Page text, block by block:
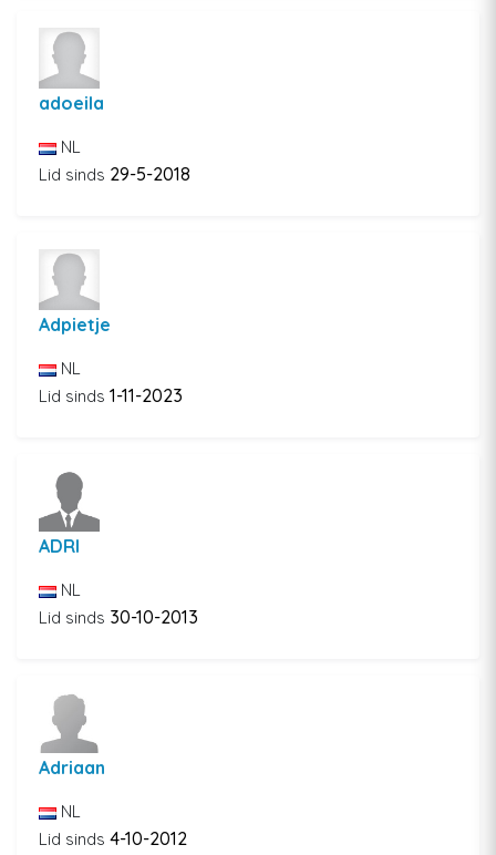
adoeila
NL
Lid sinds 29-5-2018
Adpietje
NL
Lid sinds 1-11-2023
ADRI
NL
Lid sinds 30-10-2013
Adriaan
NL
Lid sinds 4-10-2012